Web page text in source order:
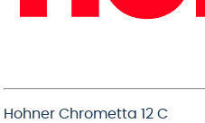
Hohner Chrometta 12 C